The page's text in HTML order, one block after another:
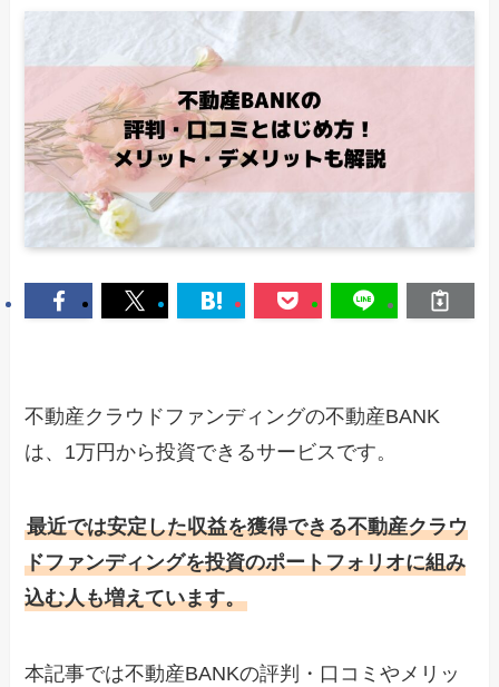
不動産クラウドファンディングの不動産BANK
は、1万円から投資できるサービスです。
最近では安定した収益を獲得できる不動産クラウ
ドファンディングを投資のポートフォリオに組み
込む人も増えています。
本記事では不動産BANKの評判・口コミやメリッ